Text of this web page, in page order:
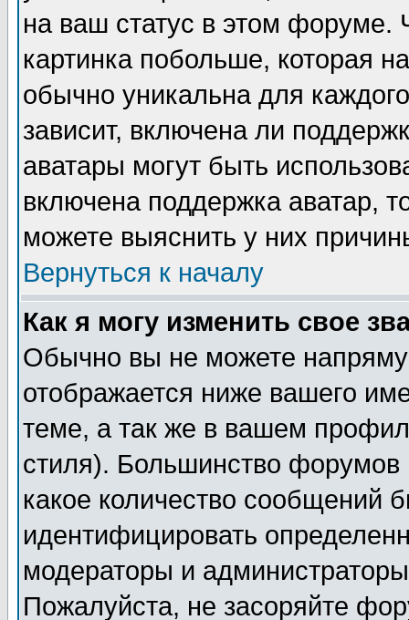
на ваш статус в этом форуме.
картинка побольше, которая
обычно уникальна для
зависит, включена ли
аватары могут быть
включена поддержка аватар,
можете выяснить у них
Вернуться к началу
Как я могу изменить свое
Обычно вы не можете
отображается ниже вашего
теме, а так же в вашем
стиля). Большинство форумов
какое количество сообщений
идентифицировать
модераторы и
Пожалуйста, не засоряйте